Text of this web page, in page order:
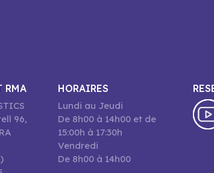
RMA
96,
HORAIRES
Lundi au Jeudi
De 8h00 à 14h00 et de
15:00h à 17:30h
Vendredi
De 8h00 à 14h00